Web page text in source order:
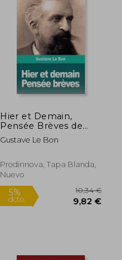
Hier et Demain,
Pensée Brèves de
Gustave le
Bon(Prodinnova) (en
Gustave Le Bon
Prodinnova, Tapa Blanda,
Nuevo